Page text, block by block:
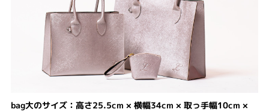
bag大のサイズ：高さ25.5cm × 横幅34cm × 取っ手幅10cm ×